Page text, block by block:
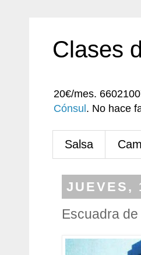
Clases
20€/mes.
Cónsul . No hace
Salsa
JUEVES,
Escuadra